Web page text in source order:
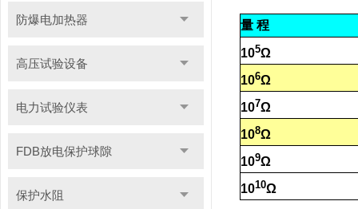
防爆电加热器
高压试验设备
电力试验仪表
FDB放电保护球隙
保护水阻
量 程
105Ω
106Ω
107Ω
108Ω
109Ω
1010Ω